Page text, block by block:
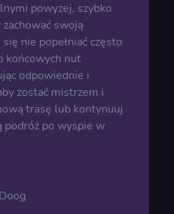
powyżej, szybko
swoją
nie popełniać często
końcowych nut
odpowiednie i
zostać mistrzem i
trasę lub kontynuuj
podróż po wyspie w